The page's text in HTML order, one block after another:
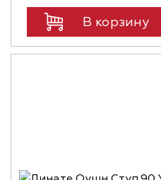
В корзину